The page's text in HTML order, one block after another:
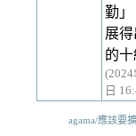
勤
展
的十
(2024
日
agama/應該要